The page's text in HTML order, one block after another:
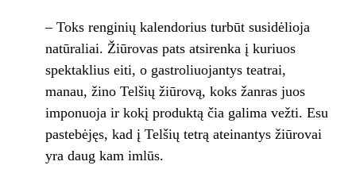
– Toks renginių kalendorius turbūt susidėlioja
natūraliai. Žiūrovas pats atsirenka į kuriuos
spektaklius eiti, o gastroliuojantys teatrai,
manau, žino Telšių žiūrovą, koks žanras juos
imponuoja ir kokį produktą čia galima vežti. Esu
pastebėjęs, kad į Telšių tetrą ateinantys žiūrovai
yra daug kam imlūs.